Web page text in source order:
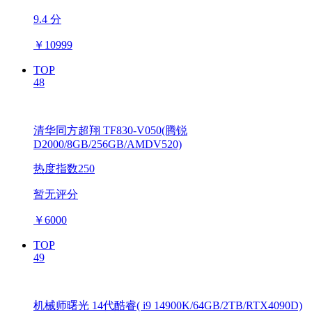
9.4 分
￥ 10999
TOP
48
清华同方超翔 TF830-V050(腾锐
D2000/8GB/256GB/AMDV520)
热度指数250
暂无评分
￥6000
TOP
49
机械师曙光 14代酷睿( i9 14900K/64GB/2TB/RTX4090D)